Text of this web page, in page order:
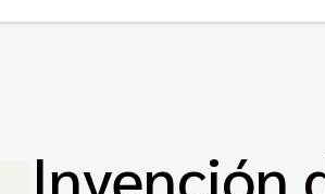
Invención